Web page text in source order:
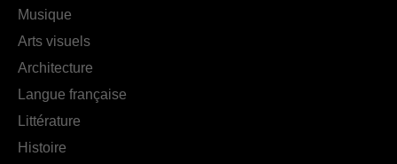
Musique
Arts visuels
Architecture
Langue française
Littérature
Histoire